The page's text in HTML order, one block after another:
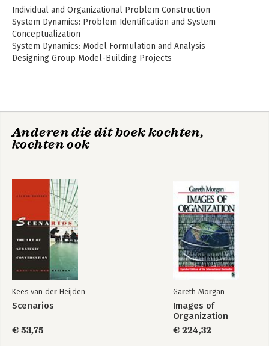
Individual and Organizational Problem Construction
System Dynamics: Problem Identification and System
Conceptualization
System Dynamics: Model Formulation and Analysis
Designing Group Model-Building Projects
Summary and Reflections
Appendices
Anderen die dit boek kochten,
kochten ook
Kees van der Heijden
Scenarios
€ 53,75
Gareth Morgan
Images of
Organization
€ 224,32